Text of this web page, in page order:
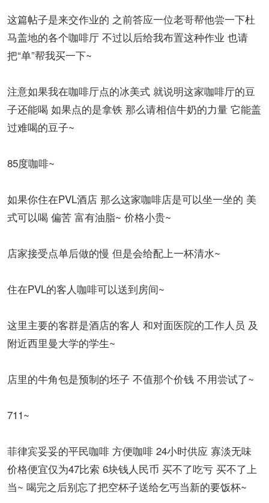
这篇帖子是来交作业的 之前答应一位老哥帮他尝一下杜
马盖地的各个咖啡厅 不过以后给我布置这种作业 也请
把“单”帮我买一下~
注意如果我在咖啡厅点的冰美式 就说明这家咖啡厅的豆
子还能喝 如果点的是拿铁 那么请相信牛奶的力量 它能盖
过难喝的豆子~
85度咖啡~
如果你住在PVL酒店 那么这家咖啡店是可以坐一坐的 美
式可以喝 偏苦 富有油脂~ 价格小贵~
店家接受点单后做的慢 但是会给配上一杯清水~
住在PVL的客人咖啡可以送到房间~
这里主要的客群是酒店的客人 和对面医院的工作人员 及
附近西里曼大学的学生~
店里的牛角包是预制的坯子 不值那个价钱 不用尝试了~
711~
菲律宾妥妥的平民咖啡 方便咖啡 24小时供应 寡淡无味
价格便宜仅为47比索 6块钱人民币 买不了吃亏 买不了上
当~ 喝完之后别忘了把空杯子送给乞丐当新的要饭杯~